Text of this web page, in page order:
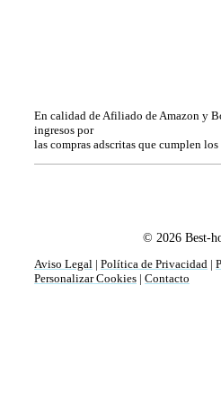
En calidad de Afiliado de Amazon y
ingresos por
las compras adscritas que cumplen
© 2026 Best-
Aviso Legal | Política de Privacidad |
Personalizar Cookies | Contacto